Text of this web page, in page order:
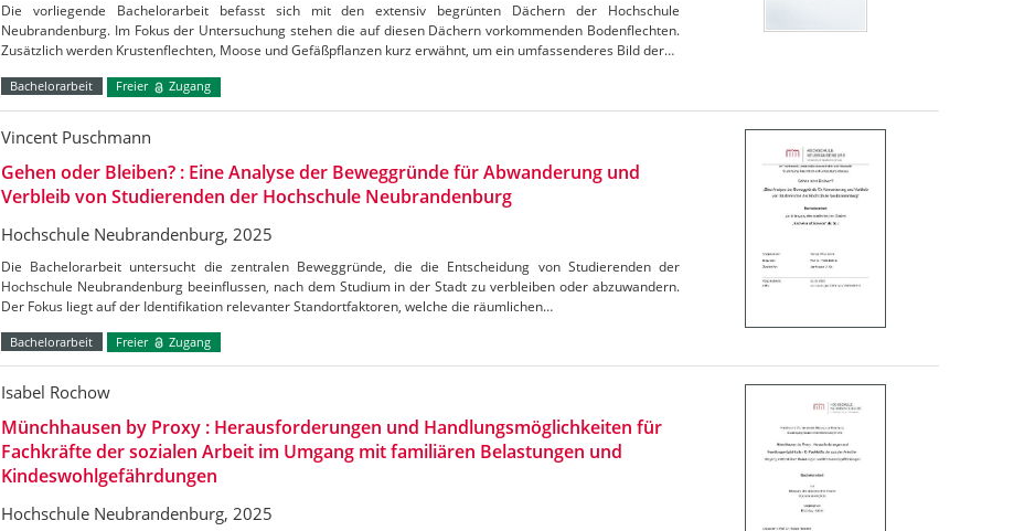
Die vorliegende Bachelorarbeit befasst sich mit den extensiv begrünten Dächern der Hochschule
Neubrandenburg. Im Fokus der Untersuchung stehen die auf diesen Dächern vorkommenden Bodenflechten.
Zusätzlich werden Krustenflechten, Moose und Gefäßpflanzen kurz erwähnt, um ein umfassenderes Bild der…
Bachelorarbeit Freier Zugang
Vincent Puschmann
Gehen oder Bleiben? : Eine Analyse der Beweggründe für Abwanderung und
Verbleib von Studierenden der Hochschule Neubrandenburg
Hochschule Neubrandenburg, 2025
Die Bachelorarbeit untersucht die zentralen Beweggründe, die die Entscheidung von Studierenden der
Hochschule Neubrandenburg beeinflussen, nach dem Studium in der Stadt zu verbleiben oder abzuwandern.
Der Fokus liegt auf der Identifikation relevanter Standortfaktoren, welche die räumlichen…
Bachelorarbeit Freier Zugang
Isabel Rochow
Münchhausen by Proxy : Herausforderungen und Handlungsmöglichkeiten für
Fachkräfte der sozialen Arbeit im Umgang mit familiären Belastungen und
Kindeswohlgefährdungen
Hochschule Neubrandenburg, 2025